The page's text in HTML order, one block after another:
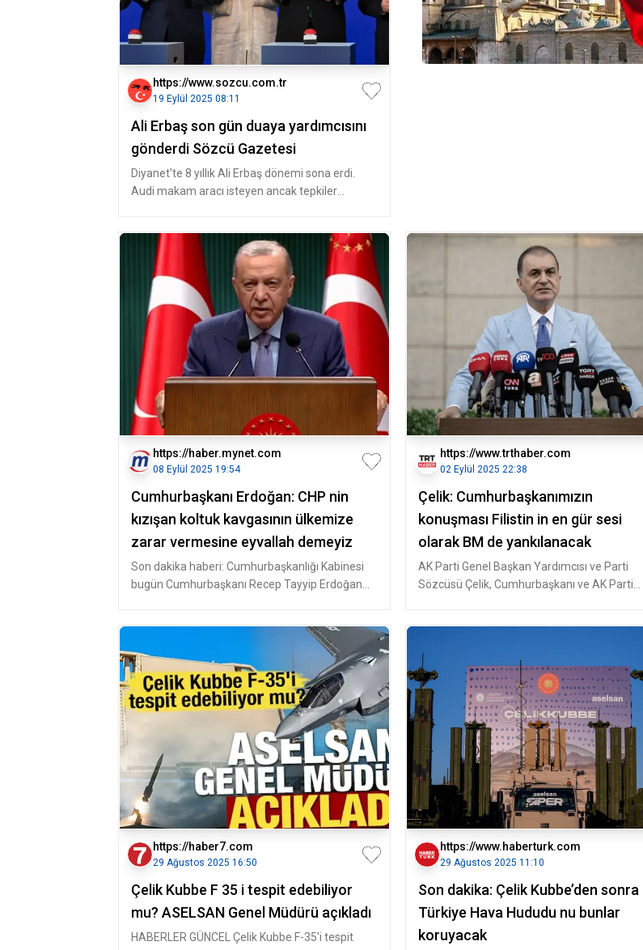
https://www.sozcu.com.tr
19 Eylül 2025 08:11
Ali Erbaş son gün duaya yardımcısını
gönderdi Sözcü Gazetesi
Diyanet'te 8 yıllık Ali Erbaş dönemi sona erdi.
Audi makam aracı isteyen ancak tepkiler
https://haber.mynet.com
08 Eylül 2025 19:54
Cumhurbaşkanı Erdoğan: CHP nin
kızışan koltuk kavgasının ülkemize
zarar vermesine eyvallah demeyiz
Son dakika haberi: Cumhurbaşkanlığı Kabinesi
bugün Cumhurbaşkanı Recep Tayyip Erdoğan
https://www.trthaber.com
02 Eylül 2025 22:38
Çelik: Cumhurbaşkanımızın
konuşması Filistin in en gür sesi
olarak BM de yankılanacak
AK Parti Genel Başkan Yardımcısı ve Parti
Sözcüsü Çelik, Cumhurbaşkanı ve AK Parti
https://haber7.com
29 Ağustos 2025 16:50
Çelik Kubbe F 35 i tespit edebiliyor
mu? ASELSAN Genel Müdürü açıkladı
HABERLER GÜNCEL Çelik Kubbe F-35'i tespit
https://www.haberturk.com
29 Ağustos 2025 11:10
Son dakika: Çelik Kubbe’den sonra
Türkiye Hava Hududu nu bunlar
koruyacak